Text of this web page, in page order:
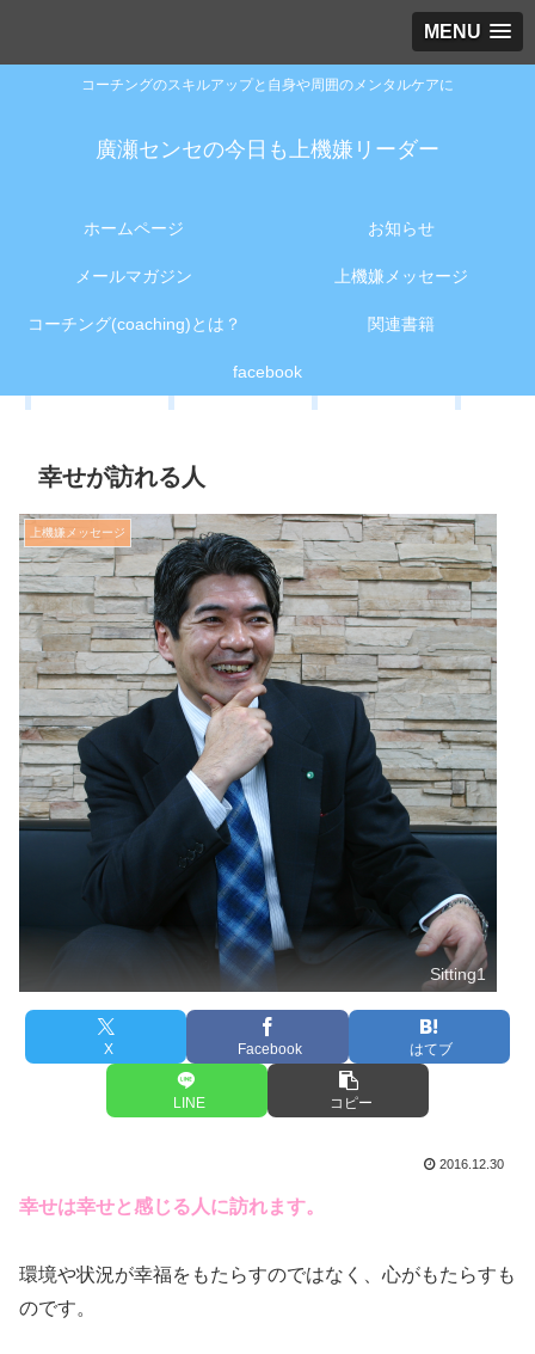
MENU
コーチングのスキルアップと自身や周囲のメンタルケアに
廣瀬センセの今日も上機嫌リーダー
ホームページ お知らせ
メールマガジン 上機嫌メッセージ
コーチング(coaching)とは？ 関連書籍
facebook
幸せが訪れる人
上機嫌メッセージ
Sitting1
X Facebook はてブ
LINE コピー
2016.12.30
幸せは幸せと感じる人に訪れます。
環境や状況が幸福をもたらすのではなく、心がもたらすも
のです。